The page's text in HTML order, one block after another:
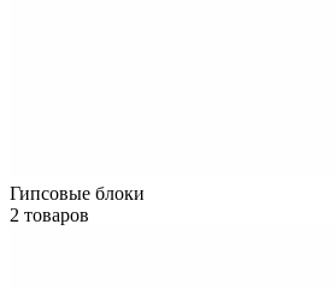
Гипсовые блоки
2 товаров